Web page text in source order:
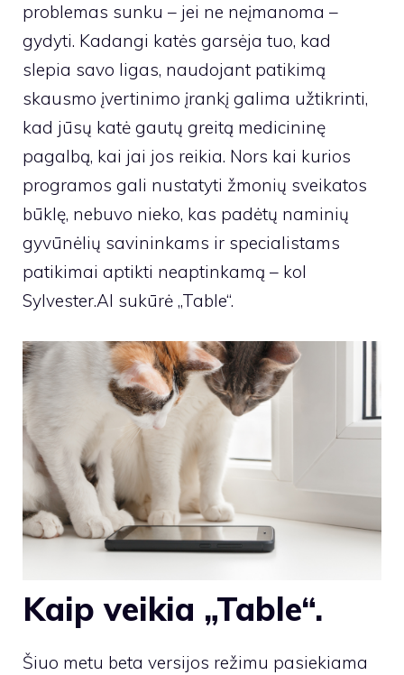
problemas sunku – jei ne neįmanoma –
gydyti. Kadangi katės garsėja tuo, kad
slepia savo ligas, naudojant patikimą
skausmo įvertinimo įrankį galima užtikrinti,
kad jūsų katė gautų greitą medicininę
pagalbą, kai jai jos reikia. Nors kai kurios
programos gali nustatyti žmonių sveikatos
būklę, nebuvo nieko, kas padėtų naminių
gyvūnėlių savininkams ir specialistams
patikimai aptikti neaptinkamą – kol
Sylvester.AI sukūrė „Table“.
Kaip veikia „Table“.
Šiuo metu beta versijos režimu pasiekiama